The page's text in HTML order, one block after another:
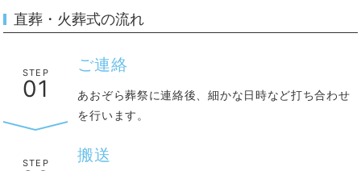
直葬・火葬式の流れ
STEP
01
ご連絡
あおぞら葬祭に連絡後、細かな日時など打ち合わせ
を行います。
STEP 搬送